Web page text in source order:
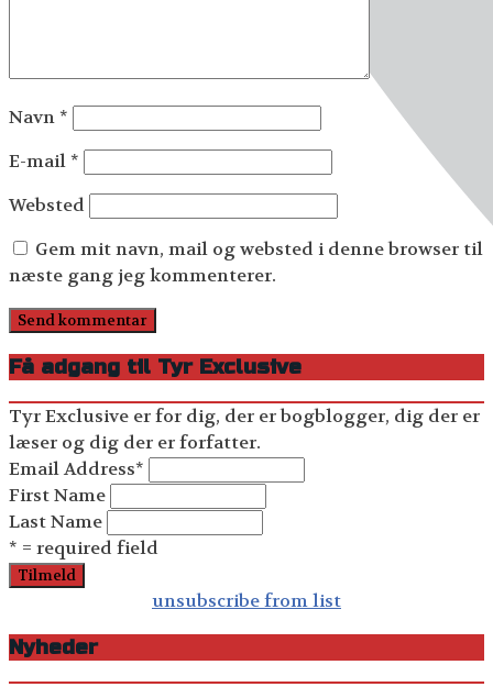
Navn*
E-mail*
Websted
Gem mit navn, mail og websted i denne browser til
næste gang jeg kommenterer.
Få adgang til Tyr Exclusive
Tyr Exclusive er for dig, der er bogblogger, dig der er
læser og dig der er forfatter.
Email Address*
First Name
Last Name
* = required field
unsubscribe from list
Nyheder